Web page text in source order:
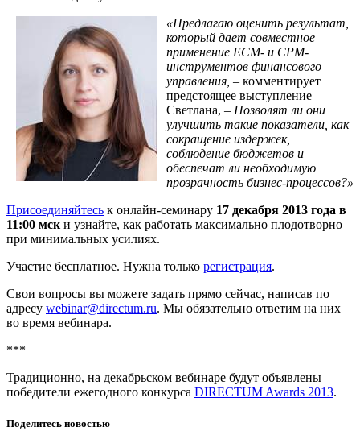
«Предлагаю оценить результат,
который дает совместное
применение ECM- и CPM-
инструментов финансового
управления, – комментирует
предстоящее выступление
Светлана, – Позволят ли они
улучшить такие показатели, как
сокращение издержек,
соблюдение бюджетов и
обеспечат ли необходимую
прозрачность бизнес-процессов?»
Присоединяйтесь к онлайн-семинару 17 декабря 2013 года в
11:00 мск и узнайте, как работать максимально плодотворно
при минимальных усилиях.
Участие бесплатное. Нужна только регистрация.
Свои вопросы вы можете задать прямо сейчас, написав по
адресу webinar@directum.ru. Мы обязательно ответим на них
во время вебинара.
***
Традиционно, на декабрьском вебинаре будут объявлены
победители ежегодного конкурса DIRECTUM Awards 2013.
Поделитесь новостью